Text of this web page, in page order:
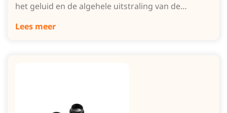
het geluid en de algehele uitstraling van de…
Lees meer